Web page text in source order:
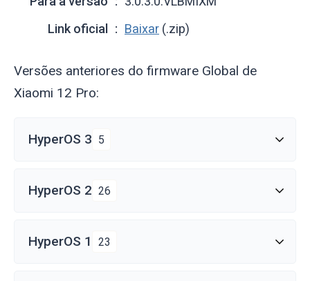
Link oficial
Baixar (.zip)
Versões anteriores do firmware Global de
Xiaomi 12 Pro:
HyperOS 3 5
HyperOS 2 26
HyperOS 1 23